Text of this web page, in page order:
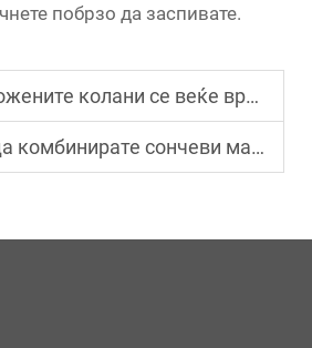
побрзо да заспивате.
колани се веќе време модни парчиња?
сончеви маски со повеќе неформални дрешови?